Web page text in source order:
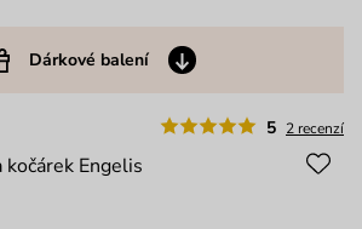
Dárkové balení
5 2 recenzí
Engelis